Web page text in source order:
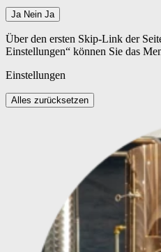
Ja Nein Ja
Über den ersten Skip-Link der
Einstellungen“ können Sie das
Einstellungen
Alles zurücksetzen